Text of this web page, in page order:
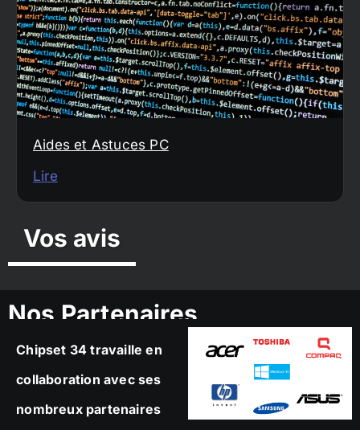
Aides et Astuces PC
Lire
Vos avis
Nos Partenaires
Chipset 34 travaille en
collaboration avec ses
nombreux partenaires